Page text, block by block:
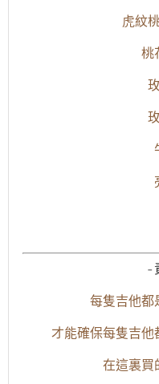
虎紋
桃
-
每隻吉他都
才能確保每隻吉他
在這裏買